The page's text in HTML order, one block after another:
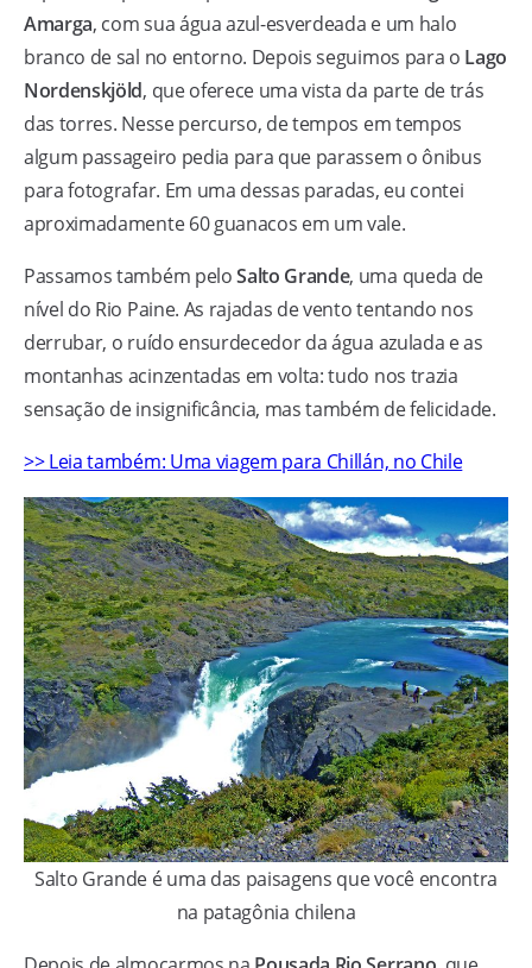
Amarga, com sua água azul-esverdeada e um halo
branco de sal no entorno. Depois seguimos para o Lago
Nordenskjöld, que oferece uma vista da parte de trás
das torres. Nesse percurso, de tempos em tempos
algum passageiro pedia para que parassem o ônibus
para fotografar. Em uma dessas paradas, eu contei
aproximadamente 60 guanacos em um vale.
Passamos também peloSalto Grande, uma queda de
nível do Rio Paine. As rajadas de vento tentando nos
derrubar, o ruído ensurdecedor da água azulada e as
montanhas acinzentadas em volta: tudo nos trazia
sensação de insignificância, mas também de felicidade.
>> Leia também: Uma viagem para Chillán, no Chile
Salto Grande é uma das paisagens que você encontra
na patagônia chilena